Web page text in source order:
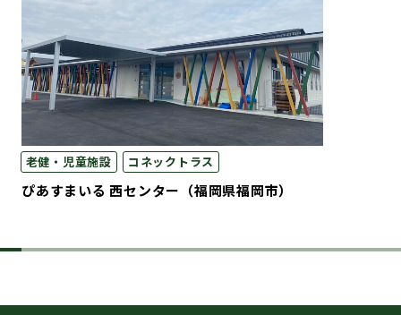
老健・児童施設 コネックトラス
ぴあすまいる 西センター（福岡県福岡市）